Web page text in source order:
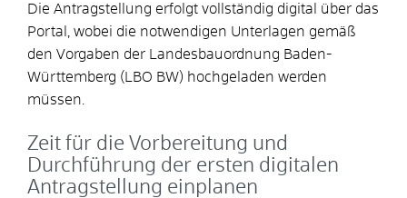
Die Antragstellung erfolgt vollständig digital über das
Portal, wobei die notwendigen Unterlagen gemäß
den Vorgaben der Landesbauordnung Baden-
Württemberg (LBO BW) hochgeladen werden
müssen.
Zeit für die Vorbereitung und
Durchführung der ersten digitalen
Antragstellung einplanen